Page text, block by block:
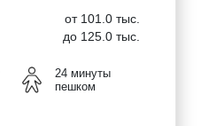
от 101.0 тыс.
до 125.0 тыс.
24 минуты
пешком